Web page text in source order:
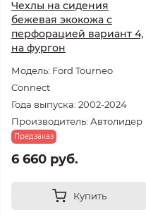
Чехлы на сидения
бежевая экокожа с
перфорацией вариант 4,
на фургон
Модель: Ford Tourneo
Connect
Года выпуска: 2002-2024
Производитель: Автолидер
Предзаказ
6 660 руб.
Купить